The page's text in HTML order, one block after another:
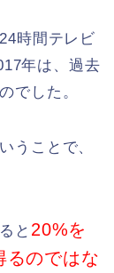
時間テレビ
年は、過去
でした。
うことで、
と 20%を
るのではな